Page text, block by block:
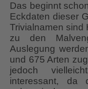
Das beginnt
Eckdaten dieser
Trivialnamen sind
zu den
Auslegung
und 675 Arten
jedoch
interessant, da